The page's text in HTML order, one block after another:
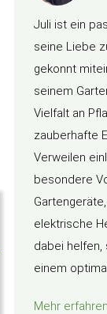
Juli ist ein
seine Liebe
gekonnt
seinem
Vielfalt an
zauberhafte
Verweilen
besondere
elektrische
dabei helfen,
einem
Mehr erfahren